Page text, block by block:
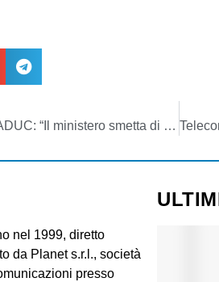
Numeri 899 e sentenza Tar. ADUC: “Il ministero smetta di fornire la pistola ai truffatori e inizi a tutelare gli utenti”
nel 1999, diretto
da Planet s.r.l., società
presso